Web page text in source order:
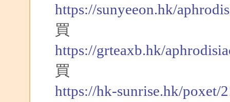
https://sunyeeon.hk/
買
https://grteaxb.hk/
買
https://hk-sunrise.hk/poxet/